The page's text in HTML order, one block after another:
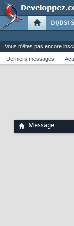
DI/DSI
Vous n'êtes pas encore
Derniers messages
Message